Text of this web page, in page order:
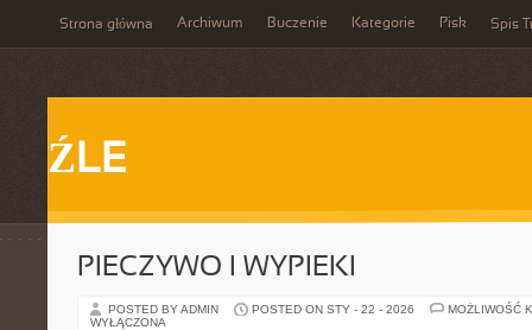
Strona główna Archiwum Buczenie Kategorie Pisk Spis
ŹLE
PIECZYWO I WYPIEKI
POSTED BY ADMIN POSTED ON STY - 22 - 2026
MOŻLIWOŚĆ
WYŁĄCZONA